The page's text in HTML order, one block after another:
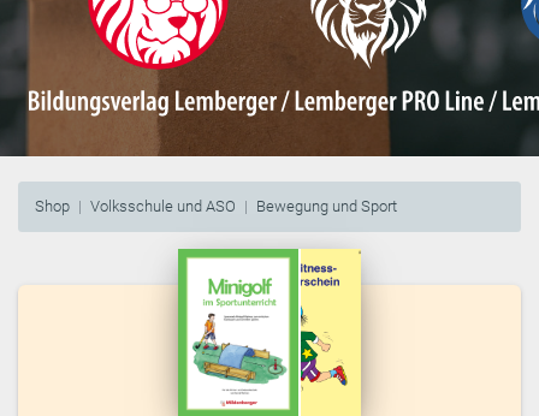
Shop Volksschule und ASO Bewegung und Sport